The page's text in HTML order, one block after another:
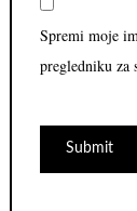
Spremi moje
pregledniku za